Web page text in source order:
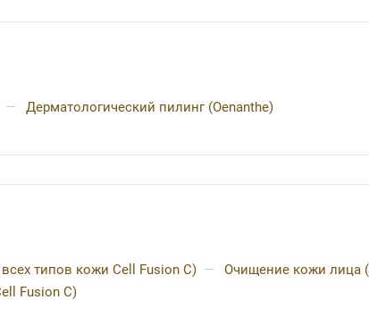
— Дерматологический пилинг (Oenanthe)
типов кожи Cell Fusion C) —
Очищение кожи лица
Fusion C)